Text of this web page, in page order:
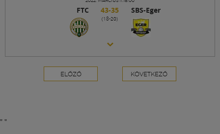
FTC 43-35 SBS-Eger
(18-20)
ELŐZŐ KÖVETKEZŐ
" "